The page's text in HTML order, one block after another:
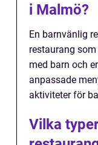
i Malmö?
En barnvänlig
restaurang
med barn och
anpassade
aktiviteter för
Vilka